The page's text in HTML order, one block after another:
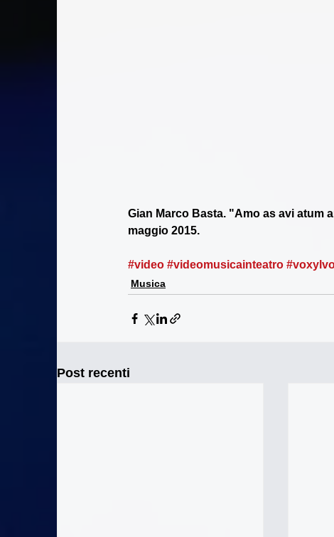
Gian Marco Basta. "Amo as avi atum
maggio 2015.
#video #videomusicainteatro
Musica
Post recenti